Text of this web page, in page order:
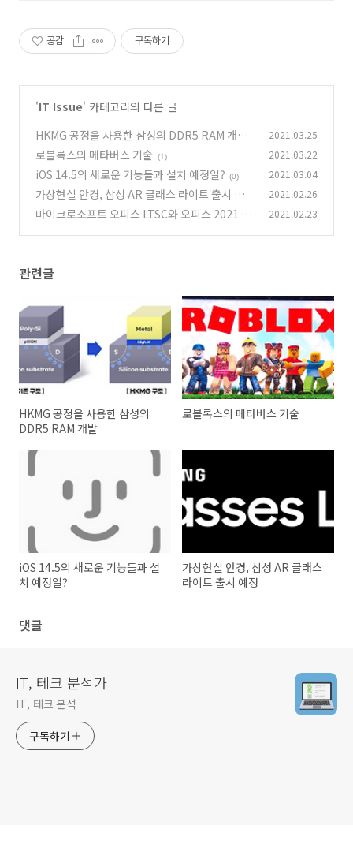
공감 구독하기
'IT Issue' 카테고리의 다른 글
HKMG 공정을 사용한 삼성의 DDR5 RAM 개발
(0)
2021.03.25
로블록스의 메타버스 기술 (1) 2021.03.22
iOS 14.5의 새로운 기능들과 설치 예정일? (0) 2021.03.04
가상현실 안경, 삼성 AR 글래스 라이트 출시 예정
(0)
2021.02.26
마이크로소프트 오피스 LTSC와 오피스 2021 발
2021.02.23
관련글
HKMG 공정을 사용한 삼성의
DDR5 RAM 개발
로블록스의 메타버스 기술
iOS 14.5의 새로운 기능들과 설
치 예정일?
가상현실 안경, 삼성 AR 글래스
라이트 출시 예정
댓글
IT, 테크 분석가
IT, 테크 분석
구독하기